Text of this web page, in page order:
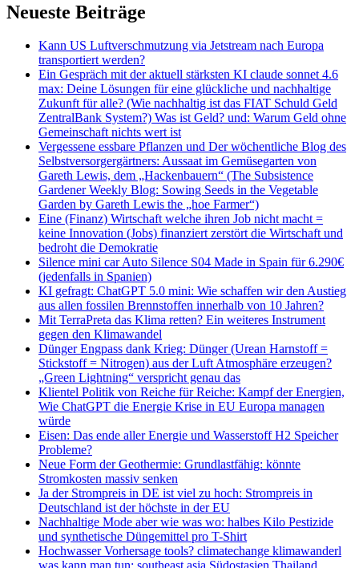
Neueste Beiträge
Kann US Luftverschmutzung via Jetstream nach Europa
transportiert werden?
Ein Gespräch mit der aktuell stärksten KI claude sonnet 4.6
max: Deine Lösungen für eine glückliche und nachhaltige
Zukunft für alle? (Wie nachhaltig ist das FIAT Schuld Geld
ZentralBank System?) Was ist Geld? und: Warum Geld ohne
Gemeinschaft nichts wert ist
Vergessene essbare Pflanzen und Der wöchentliche Blog des
Selbstversorgergärtners: Aussaat im Gemüsegarten von
Gareth Lewis, dem „Hackenbauern“ (The Subsistence
Gardener Weekly Blog: Sowing Seeds in the Vegetable
Garden by Gareth Lewis the „hoe Farmer“)
Eine (Finanz) Wirtschaft welche ihren Job nicht macht =
keine Innovation (Jobs) finanziert zerstört die Wirtschaft und
bedroht die Demokratie
Silence mini car Auto Silence S04 Made in Spain für 6.290€
(jedenfalls in Spanien)
KI gefragt: ChatGPT 5.0 mini: Wie schaffen wir den Austieg
aus allen fossilen Brennstoffen innerhalb von 10 Jahren?
Mit TerraPreta das Klima retten? Ein weiteres Instrument
gegen den Klimawandel
Dünger Engpass dank Krieg: Dünger (Urean Harnstoff =
Stickstoff = Nitrogen) aus der Luft Atmosphäre erzeugen?
„Green Lightning“ verspricht genau das
Klientel Politik von Reiche für Reiche: Kampf der Energien,
Wie ChatGPT die Energie Krise in EU Europa managen
würde
Eisen: Das ende aller Energie und Wasserstoff H2 Speicher
Probleme?
Neue Form der Geothermie: Grundlastfähig: könnte
Stromkosten massiv senken
Ja der Strompreis in DE ist viel zu hoch: Strompreis in
Deutschland ist der höchste in der EU
Nachhaltige Mode aber wie was wo: halbes Kilo Pestizide
und synthetische Düngemittel pro T-Shirt
Hochwasser Vorhersage tools? climatechange klimawanderl